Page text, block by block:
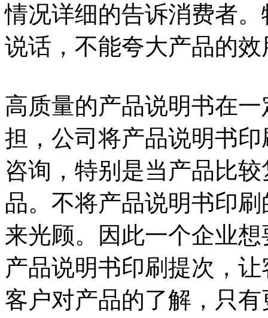
情况详细的告诉消费者
说话，不能夸大产品的
高质量的产品说明书在
担，公司将产品说明书
咨询，特别是当产品比
品。不将产品说明书印
来光顾。因此一个企业
产品说明书印刷提次，
客户对产品的了解，只